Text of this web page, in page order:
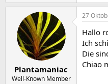
Plantamaniac
Well-Known Member
27
Hallo
Ich
Die
Chiao